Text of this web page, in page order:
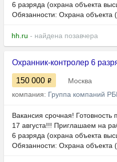
6 разряда (охрана объекта
Обязанности: Охрана объекта
hh.ru - найдена позавчера
Охранник-контролер 6
150 000
Москва
компания: Группа компаний
Вакансия срочная! Готовность
17 августа!!! Приглашаем на
6 разряда (охрана объекта
Обязанности: Охрана объекта